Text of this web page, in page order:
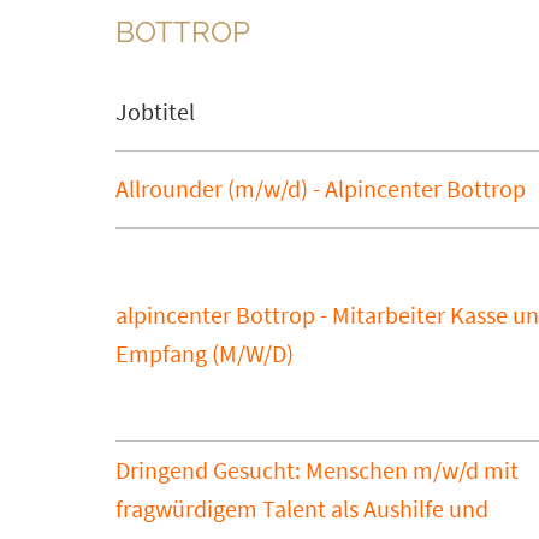
BOTTROP
Jobtitel
Allrounder (m/w/d) - Alpincenter Bottrop
alpincenter Bottrop - Mitarbeiter Kasse
Empfang (M/W/D)
Dringend Gesucht: Menschen m/w/d mit
fragwürdigem Talent als Aushilfe und